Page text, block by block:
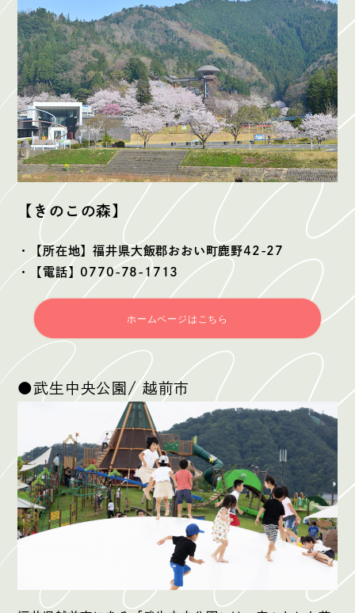
【きのこの森】
・【所在地】福井県大飯郡おおい町鹿野42-27
・【電話】0770-78-1713
ホームページはこちら
●武生中央公園/ 越前市